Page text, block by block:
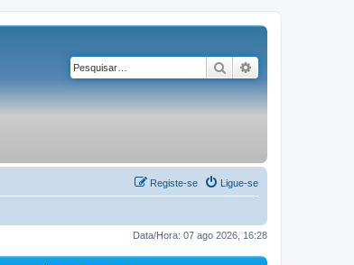
Pesquisar
Ligue-se
Registe-se
Data/Hora: 07 ago 2026, 16:28